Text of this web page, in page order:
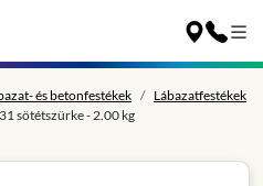
és betonfestékek
Lábazatfestékek
sötétszürke - 2.00 kg